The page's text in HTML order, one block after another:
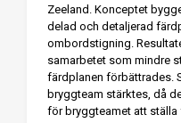
Zeeland. Konceptet
delad och detaljerad
ombordstigning.
samarbetet som mindre
färdplanen förbättrades.
bryggteam stärktes, då
för bryggteamet att ställa